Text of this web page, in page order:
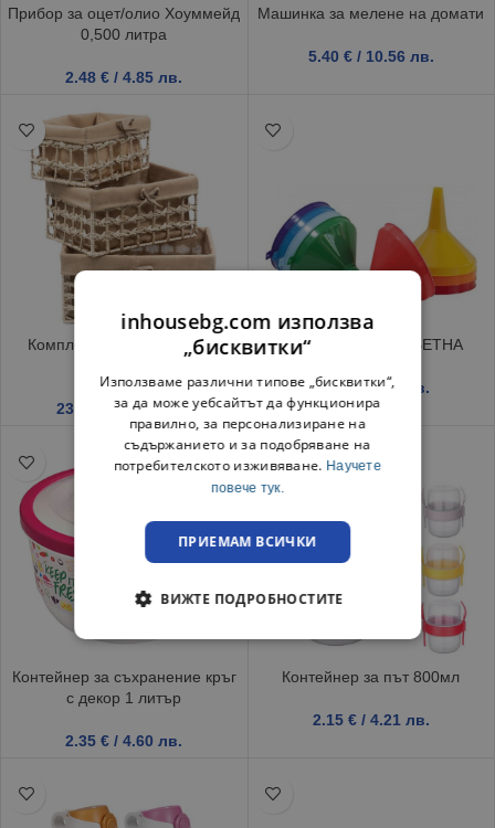
Прибор за оцет/олио Хоуммейд
0,500 литра
2.48€ / 4.85 лв.
Машинка за мелене на домати
5.40 € / 10.56 лв.
Комплект панери, бежово,
23.99 / 46.92 лв.
ФУНИЯ Ф15СМ. ЦВЕТНА
0.59€ / 1.15 лв.
Контейнер за съхранение кръг
с декор 1 литър
2.35€ / 4.60 лв.
Контейнер за път 800мл
2.15 € / 4.21 лв.
inhousebg.com използва
„бисквитки“
Използваме различни типове „бисквитки“,
за да може уебсайтът да функционира
правилно, за персонализиране на
съдържанието и за подобряване на
потребителското изживяване. Научете
повече тук.
ПРИЕМАМ ВСИЧКИ
ВИЖТЕ ПОДРОБНОСТИТЕ